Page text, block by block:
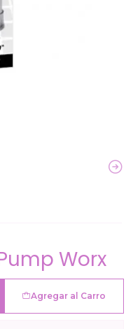
Worx
Agregar al Carro